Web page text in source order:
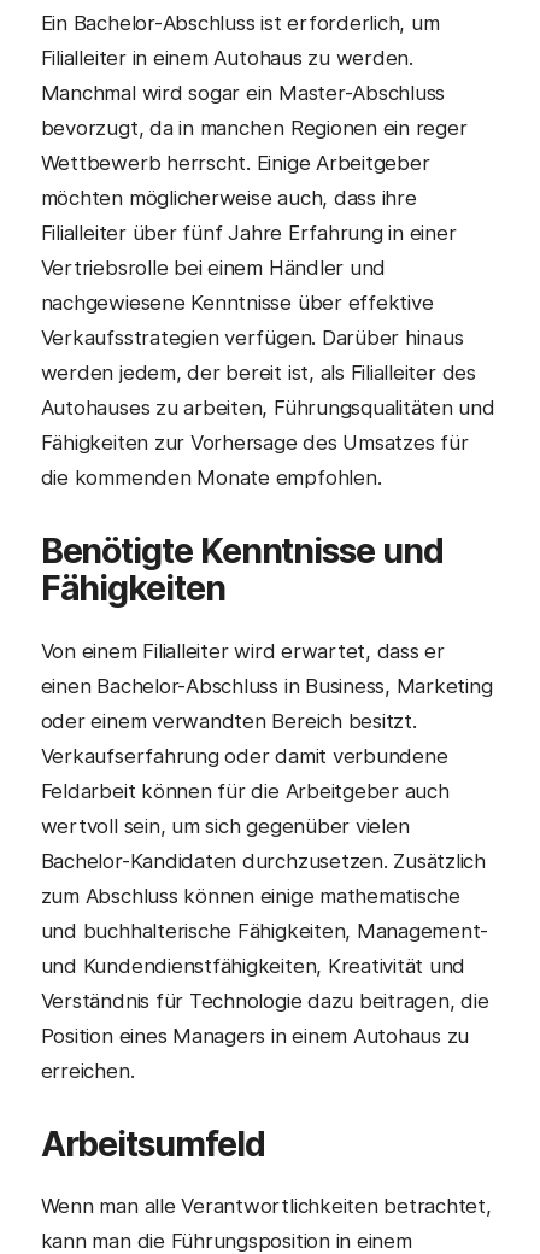
Ein Bachelor-Abschluss ist erforderlich, um
Filialleiter in einem Autohaus zu werden.
Manchmal wird sogar ein Master-Abschluss
bevorzugt, da in manchen Regionen ein reger
Wettbewerb herrscht. Einige Arbeitgeber
möchten möglicherweise auch, dass ihre
Filialleiter über fünf Jahre Erfahrung in einer
Vertriebsrolle bei einem Händler und
nachgewiesene Kenntnisse über effektive
Verkaufsstrategien verfügen. Darüber hinaus
werden jedem, der bereit ist, als Filialleiter des
Autohauses zu arbeiten, Führungsqualitäten und
Fähigkeiten zur Vorhersage des Umsatzes für
die kommenden Monate empfohlen.
Benötigte Kenntnisse und
Fähigkeiten
Von einem Filialleiter wird erwartet, dass er
einen Bachelor-Abschluss in Business, Marketing
oder einem verwandten Bereich besitzt.
Verkaufserfahrung oder damit verbundene
Feldarbeit können für die Arbeitgeber auch
wertvoll sein, um sich gegenüber vielen
Bachelor-Kandidaten durchzusetzen. Zusätzlich
zum Abschluss können einige mathematische
und buchhalterische Fähigkeiten, Management-
und Kundendienstfähigkeiten, Kreativität und
Verständnis für Technologie dazu beitragen, die
Position eines Managers in einem Autohaus zu
erreichen.
Arbeitsumfeld
Wenn man alle Verantwortlichkeiten betrachtet,
kann man die Führungsposition in einem